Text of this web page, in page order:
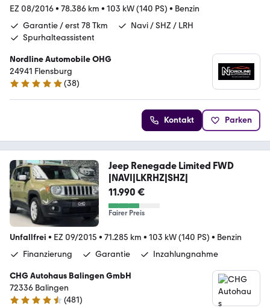
EZ 08/2016• 78.386 km • 103 kW (140 PS) • Benzin
Garantie / erst 78 Tkm
Navi / SHZ / LRH
Spurhalteassistent
Nordline Automobile OHG
24941 Flensburg
4.9 Sterne
(38)
Kontakt Parken
Jeep Renegade Limited FWD
|NAVI|LKRHZ|SHZ|
11.990 €
Fairer Preis
Unfallfrei • EZ 09/2015 • 71.285 km • 103 kW (140 PS) • Benzin
Finanzierung
Garantie Inzahlungnahme
CHG Autohaus Balingen GmbH
72336 Balingen
4.6 Sterne
(481)